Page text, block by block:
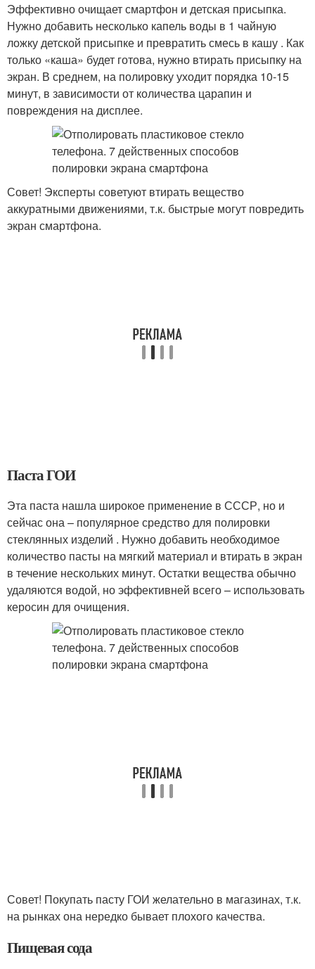
Эффективно очищает смартфон и детская присыпка.
Нужно добавить несколько капель воды в 1 чайную
ложку детской присыпке и превратить смесь в кашу . Как
только «каша» будет готова, нужно втирать присыпку на
экран. В среднем, на полировку уходит порядка 10-15
минут, в зависимости от количества царапин и
повреждения на дисплее.
Совет! Эксперты советуют втирать вещество
аккуратными движениями, т.к. быстрые могут повредить
экран смартфона.
Паста ГОИ
Эта паста нашла широкое применение в СССР, но и
сейчас она – популярное средство для полировки
стеклянных изделий . Нужно добавить необходимое
количество пасты на мягкий материал и втирать в экран
в течение нескольких минут. Остатки вещества обычно
удаляются водой, но эффективней всего – использовать
керосин для очищения.
Совет! Покупать пасту ГОИ желательно в магазинах, т.к.
на рынках она нередко бывает плохого качества.
Пищевая сода